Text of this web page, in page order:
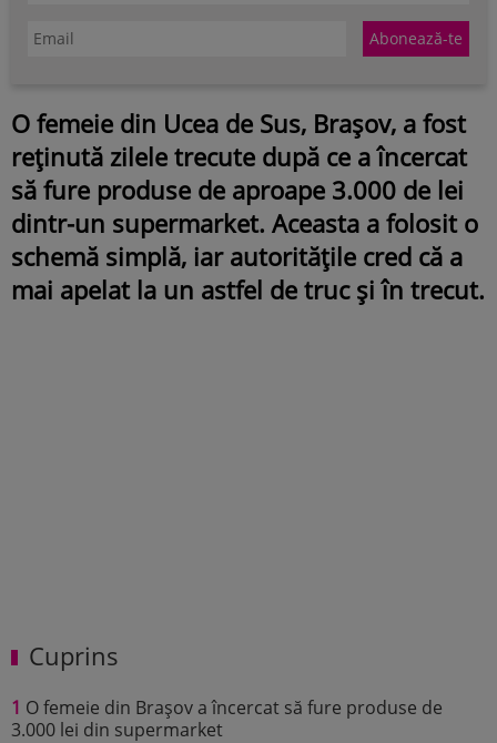
O femeie din Ucea de Sus, Brașov, a fost
reținută zilele trecute după ce a încercat
să fure produse de aproape 3.000 de lei
dintr-un supermarket. Aceasta a folosit o
schemă simplă, iar autoritățile cred că a
mai apelat la un astfel de truc și în trecut.
Cuprins
1 O femeie din Brașov a încercat să fure produse de
3.000 lei din supermarket